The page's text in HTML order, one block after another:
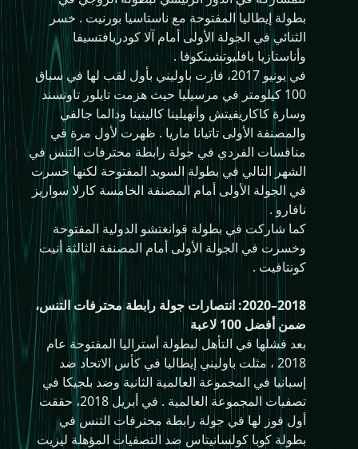
بطولة إيطاليا المفتوحة مع ناستاسيا بورنيت . خسر
الثنائي في الجولة الأولى أمام آلا كودريافتسيفا
وأناستازيا بافليوتشينكوفا .
في يونيو 2017، فازت باوليني بأول لقب لها في سباق
100 كيلومتر في مرسيليا حيث هزمت تايلور تاونسند
وسارة كاكاريفيتش وأنهيلينا كالينينا ودالما جالفي
والمصنفة الأولى تاتيانا ماريا . ظهرت لأول مرة في
منافسات الفردي في جولة رابطة محترفات التنس في
الشهر التالي في بطولة السويد المفتوحة لكنها خسرت
في الجولة الأولى أمام المصنفة الخامسة كارلا سواريز
نافارو .
كما شاركت في بطولة قوانغتشو الدولية المفتوحة
وخسرت في الجولة الأولى أمام المصنفة الثالثة أنيت
كونتافيت .
2018–2020: انتصارات جولة رابطة محترفات التنس،
ضمن أفضل 100 لاعبة
بعد فشلها في التأهل لبطولة أستراليا المفتوحة عام
2018 ، مثلت باوليني إيطاليا في كأس الاتحاد ضد
إسبانيا في المجموعة العالمية الثانية وضد بلجيكا في
تصفيات المجموعة العالمية . في أبريل 2018، حققت
أول فوز لها في جولة رابطة محترفات التنس في
بطولة كوبا كولسانيتاس ضد التصفيات المؤهلة ليزيت